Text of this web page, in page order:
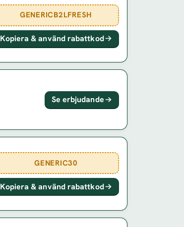
GENERICB2LFRESH
Kopiera & använd rabattkod
Se erbjudande
GENERIC30
Kopiera & använd rabattkod